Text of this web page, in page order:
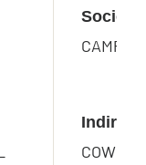
Società